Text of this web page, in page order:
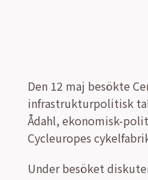
Den 12 maj besökte
infrastrukturpolitisk
Ådahl, ekonomisk-
Cycleuropes
Under besöket